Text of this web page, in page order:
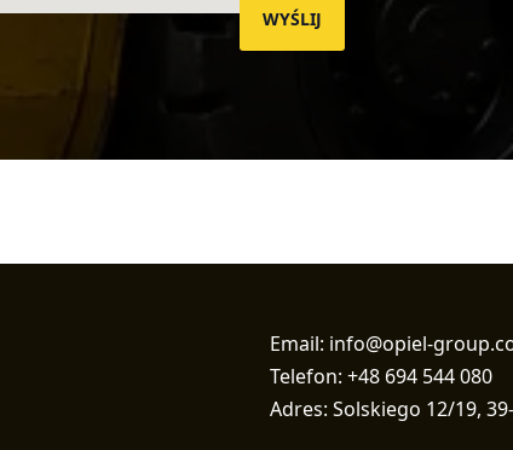
WYŚLIJ
Email: info@opiel-
Telefon: +48 694 544 080
Adres: Solskiego 12/19,